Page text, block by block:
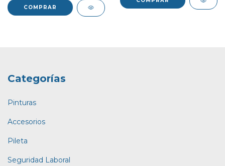
COMPRAR
Categorías
Pinturas
Accesorios
Pileta
Seguridad Laboral